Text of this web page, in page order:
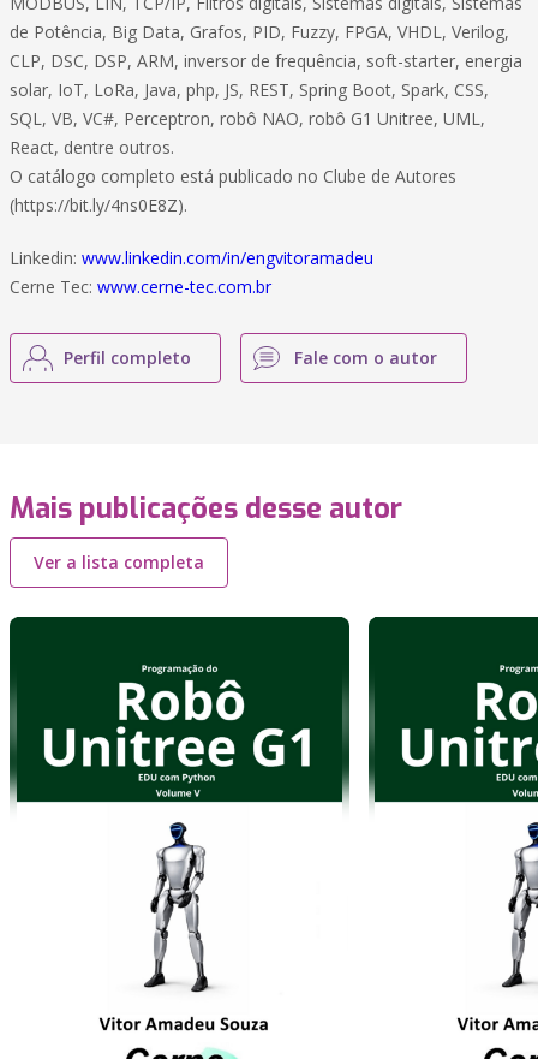
de Potência, Big Data, Grafos, PID, Fuzzy, FPGA, VHDL, Verilog,
CLP, DSC, DSP, ARM, inversor de frequência, soft-starter, energia
solar, IoT, LoRa, Java, php, JS, REST, Spring Boot, Spark, CSS,
SQL, VB, VC#, Perceptron, robô NAO, robô G1 Unitree, UML,
React, dentre outros.
O catálogo completo está publicado no Clube de Autores
(https://bit.ly/4ns0E8Z).
Linkedin: www.linkedin.com/in/engvitoramadeu
Cerne Tec: www.cerne-tec.com.br
Perfil completo Fale com o autor
Mais publicações desse autor
Ver a lista completa